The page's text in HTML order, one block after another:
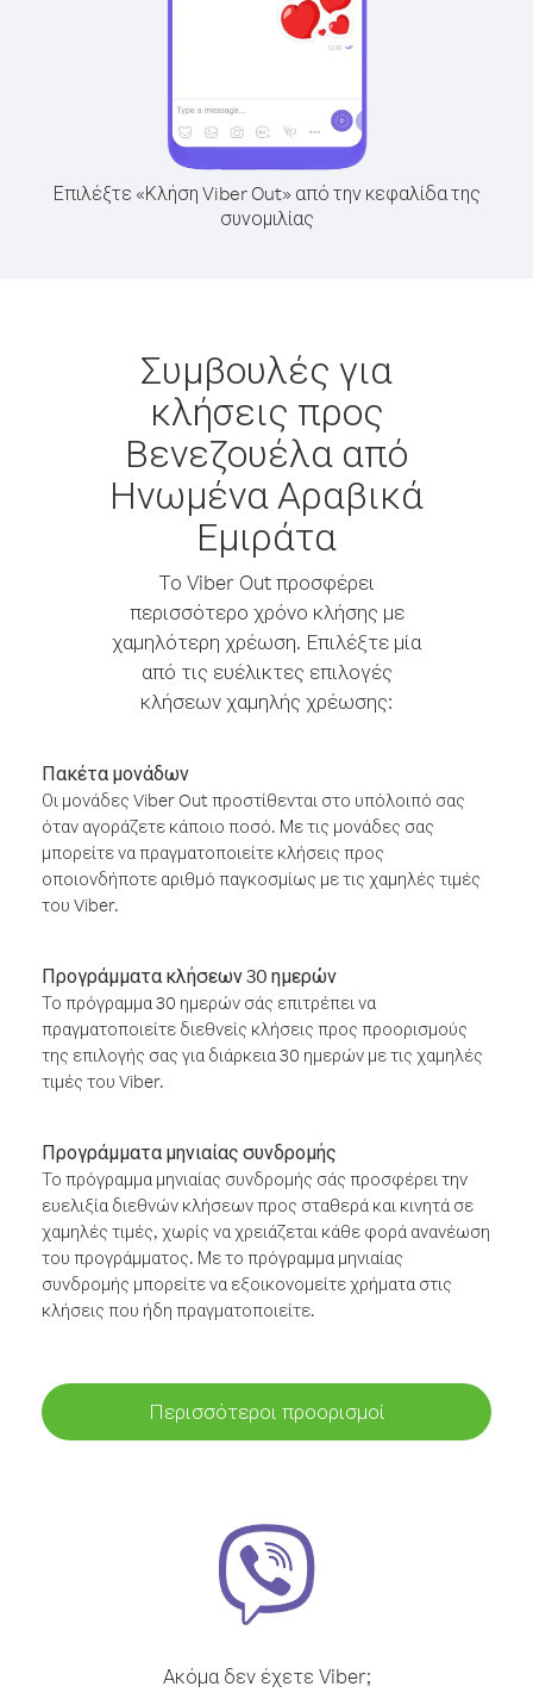
Επιλέξτε «Κλήση Viber Out» από την κεφαλίδα της
συνομιλίας
Συμβουλές για
κλήσεις προς
Βενεζουέλα από
Ηνωμένα Αραβικά
Εμιράτα
Το Viber Out προσφέρει
περισσότερο χρόνο κλήσης με
χαμηλότερη χρέωση. Επιλέξτε μία
από τις ευέλικτες επιλογές
κλήσεων χαμηλής χρέωσης:
Πακέτα μονάδων
Οι μονάδες Viber Out προστίθενται στο υπόλοιπό σας
όταν αγοράζετε κάποιο ποσό. Με τις μονάδες σας
μπορείτε να πραγματοποιείτε κλήσεις προς
οποιονδήποτε αριθμό παγκοσμίως με τις χαμηλές τιμές
του Viber.
Προγράμματα κλήσεων 30 ημερών
Το πρόγραμμα 30 ημερών σάς επιτρέπει να
πραγματοποιείτε διεθνείς κλήσεις προς προορισμούς
της επιλογής σας για διάρκεια 30 ημερών με τις χαμηλές
τιμές του Viber.
Προγράμματα μηνιαίας συνδρομής
Το πρόγραμμα μηνιαίας συνδρομής σάς προσφέρει την
ευελιξία διεθνών κλήσεων προς σταθερά και κινητά σε
χαμηλές τιμές, χωρίς να χρειάζεται κάθε φορά ανανέωση
του προγράμματος. Με το πρόγραμμα μηνιαίας
συνδρομής μπορείτε να εξοικονομείτε χρήματα στις
κλήσεις που ήδη πραγματοποιείτε.
Περισσότεροι προορισμοί
Ακόμα δεν έχετε Viber;